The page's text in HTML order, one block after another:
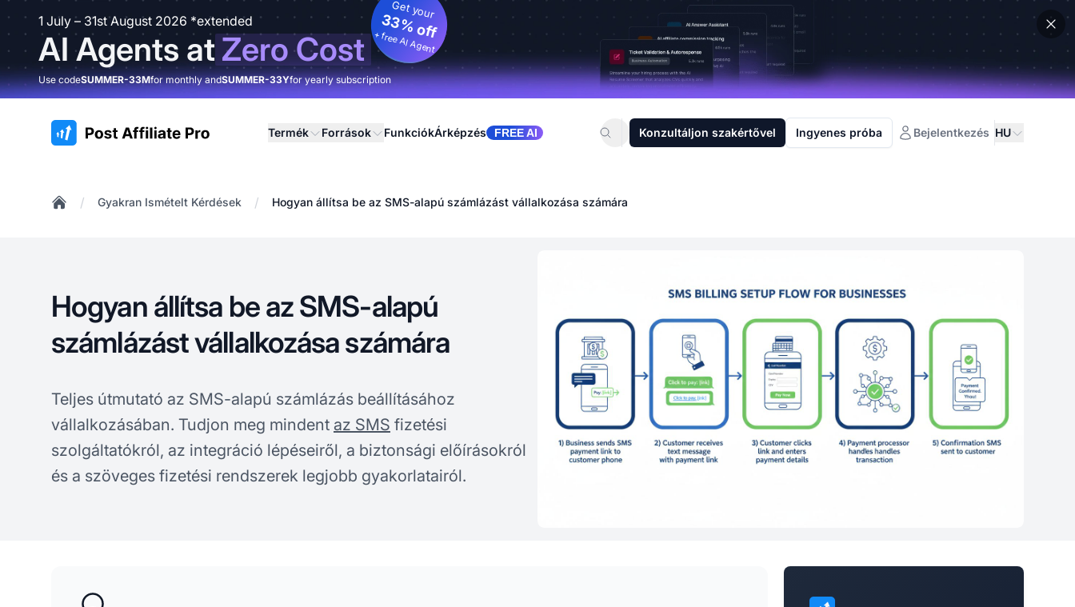
1 July – 31st August 2026 *extended
AI Agents atZero Cost
Get your
33% off
+ free AI Agent
Use codeSUMMER-33Mfor monthly andSUMMER-33Yfor yearly subscription
:site.title Termék Források FunkciókÁrképzés FREE AI Konzultáljon szakértővel Ingyenes próba Bejelentkezés HU
/ Gyakran Ismételt Kérdések / Hogyan állítsa be az SMS-alapú számlázást vállalkozása számára
Hogyan állítsa be az SMS-alapú
számlázást vállalkozása számára
Teljes útmutató az SMS-alapú számlázás beállításához
vállalkozásában. Tudjon meg mindent az SMS fizetési
szolgáltatókról, az integráció lépéseiről, a biztonsági előírásokról
és a szöveges fizetési rendszerek legjobb gyakorlatairól.